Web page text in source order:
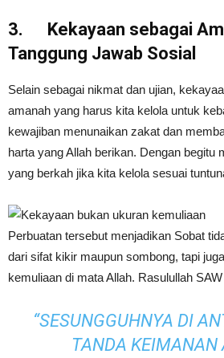
3. Kekayaan sebagai
Tanggung Jawab Sosial
Selain sebagai nikmat dan ujian,
amanah yang harus kita kelola untuk
kewajiban menunaikan zakat dan
harta yang Allah berikan. Dengan begitu
yang berkah jika kita kelola sesuai
Perbuatan tersebut menjadikan Sobat
dari sifat kikir maupun sombong, tapi
kemuliaan di mata Allah. Rasulullah
“SESUNGGUHNYA DI
TANDA KEIMANAN